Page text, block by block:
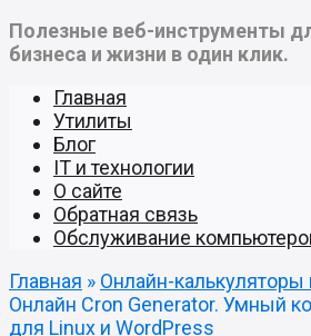
Полезные веб-инструменты
бизнеса и жизни в один клик.
Главная
Утилиты
Блог
IT и технологии
О сайте
Обратная связь
Обслуживание
Главная » Онлайн-
Онлайн Cron Generator. Умный
для Linux и WordPress